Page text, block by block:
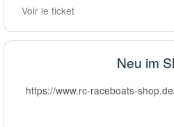
Voir le ticket
Neu im
https://www.rc-raceboats-